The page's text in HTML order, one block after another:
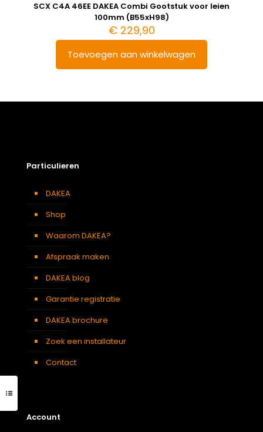
SCX C4A 46EE DAKEA Combi Gootstuk voor leien
100mm (B55xH98)
€229,90
Toevoegen aan winkelwagen
Particulieren
DAKEA
Shop
Waarom DAKEA?
Afspraak maken
DAKEA blog
Garantie registratie
DAKEA brochure
Zoek een installateur
Contact
Account